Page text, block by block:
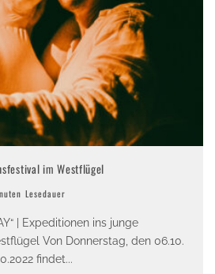
im Westflügel
Lesedauer
| Expeditionen ins junge
Von Donnerstag, den 06.10.
findet...